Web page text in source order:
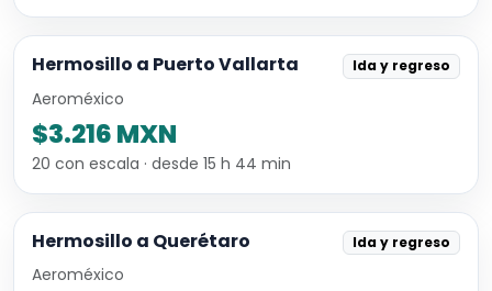
Hermosillo a Puerto Vallarta Ida y regreso
Aeroméxico
$3.216 MXN
20 con escala · desde 15 h 44 min
Hermosillo a Querétaro Ida y regreso
Aeroméxico